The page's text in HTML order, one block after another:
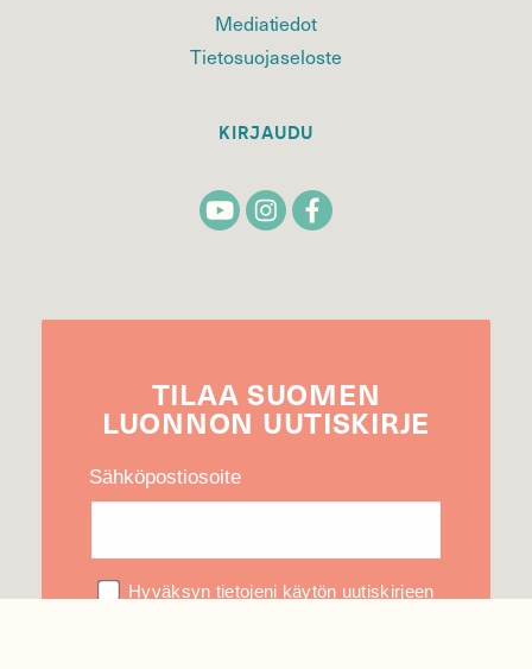
Mediatiedot
Tietosuojaseloste
KIRJAUDU
TILAA SUOMEN
LUONNON UUTIS­KIRJE
Sähköpostiosoite
Hyväksyn tietojeni käytön uutiskirjeen